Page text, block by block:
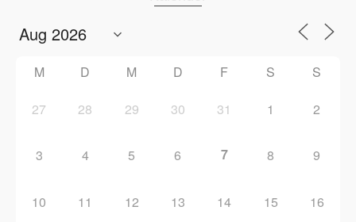
M D M D F S S
27 28 29 30 31 1 2
3 4 5 6 7 8 9
10 11 12 13 14 15 16